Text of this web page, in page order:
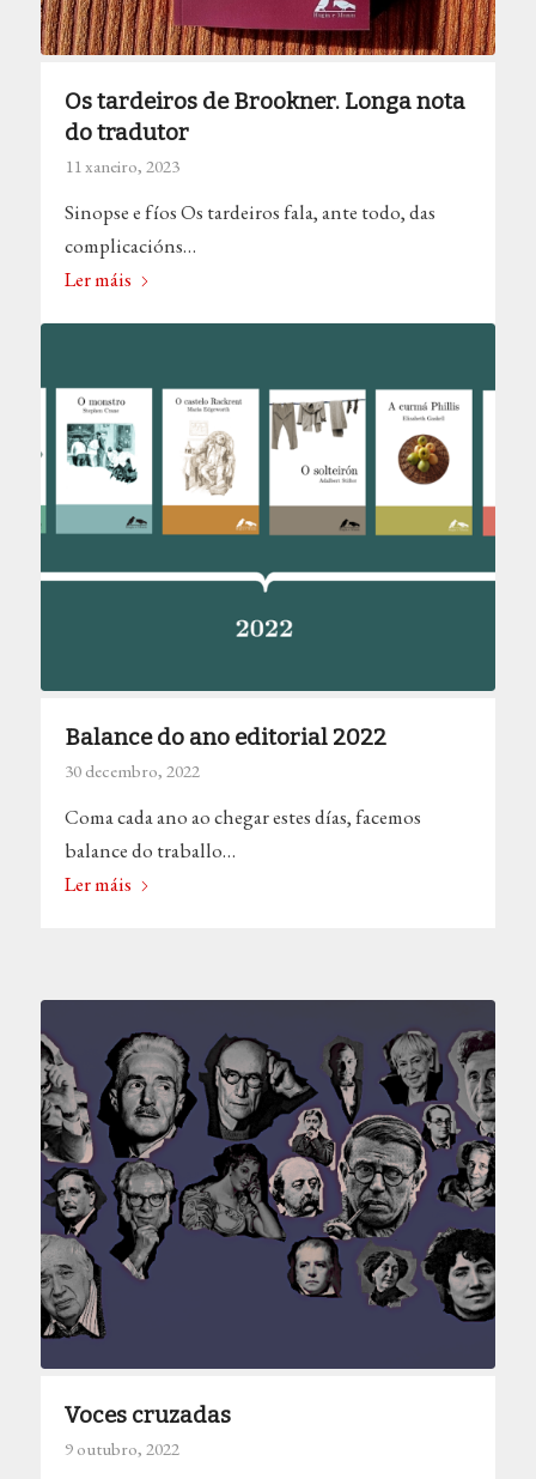
Os tardeiros de Brookner. Longa nota
do tradutor
11 xaneiro, 2023
Sinopse e fíos Os tardeiros fala, ante todo, das
complicacións…
Ler máis
Balance do ano editorial 2022
30 decembro, 2022
Coma cada ano ao chegar estes días, facemos
balance do traballo…
Ler máis
Voces cruzadas
9 outubro, 2022